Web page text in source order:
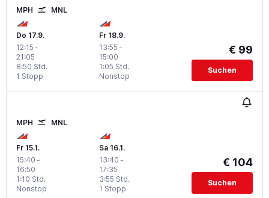
MPH MNL
Do 17.9.
12:15 -
21:05
1 Stopp
8:50 Std.
Fr 18.9.
13:55 -
15:00
Nonstop
1:05 Std.
€ 99
Suchen
MPH MNL
Fr 15.1.
15:40 -
16:50
Nonstop
1:10 Std.
Sa 16.1.
13:40 -
17:35
1 Stopp
3:55 Std.
€ 104
Suchen